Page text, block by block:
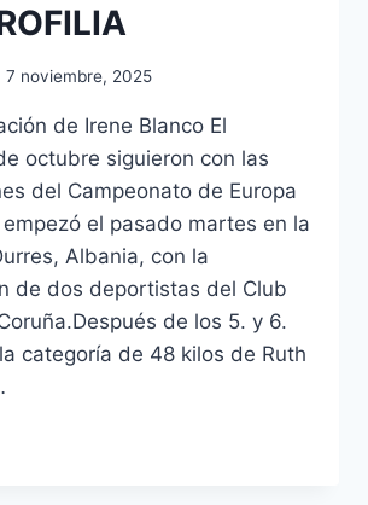
7 noviembre, 2025
de Irene Blanco El
octubre siguieron con las
del Campeonato de Europa
el pasado martes en la
Albania, con la
de dos deportistas del Club
de los 5. y 6.
categoría de 48 kilos de Ruth